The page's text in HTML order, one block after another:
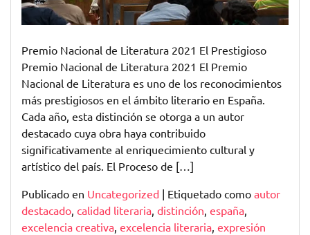
Excelencia
Premio Nacional de Literatura 2021 El Prestigioso
Premio Nacional de Literatura 2021 El Premio
Nacional de Literatura es uno de los reconocimientos
más prestigiosos en el ámbito literario en España.
Cada año, esta distinción se otorga a un autor
destacado cuya obra haya contribuido
significativamente al enriquecimiento cultural y
artístico del país. El Proceso de […]
Publicado en Uncategorized | Etiquetado como autor
destacado calidad literaria distinción españa
excelencia creativa excelencia literaria expresión